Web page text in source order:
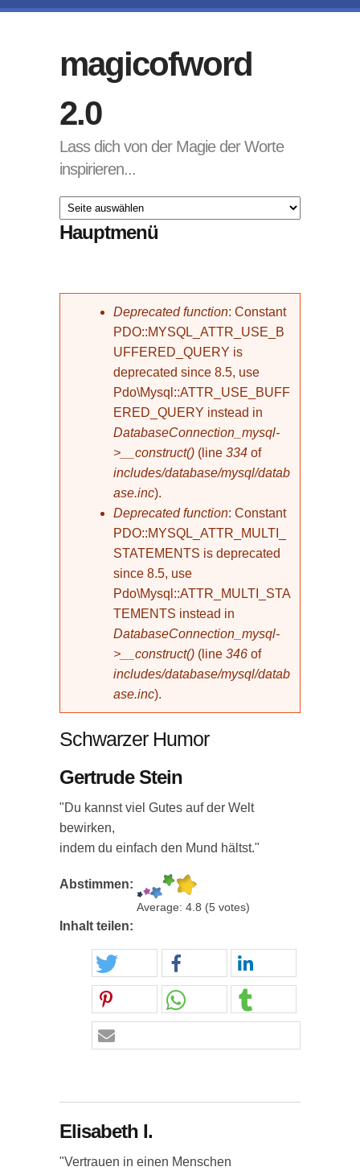
magicofword
2.0
Lass dich von der Magie der Worte
inspirieren...
Hauptmenü
Fehlermeldung
Deprecated function: Constant
PDO::MYSQL_ATTR_USE_B
UFFERED_QUERY is
deprecated since 8.5, use
Pdo\Mysql::ATTR_USE_BUFF
ERED_QUERY instead in
DatabaseConnection_mysql-
>__construct() (line 334 of
includes/database/mysql/datab
ase.inc).
Deprecated function: Constant
PDO::MYSQL_ATTR_MULTI_
STATEMENTS is deprecated
since 8.5, use
Pdo\Mysql::ATTR_MULTI_STA
TEMENTS instead in
DatabaseConnection_mysql-
>__construct() (line 346 of
includes/database/mysql/datab
ase.inc).
Schwarzer Humor
Gertrude Stein
"Du kannst viel Gutes auf der Welt
bewirken,
indem du einfach den Mund hältst."
Abstimmen:
Average: 4.8 (5 votes)
Inhalt teilen:
Elisabeth I.
"Vertrauen in einen Menschen